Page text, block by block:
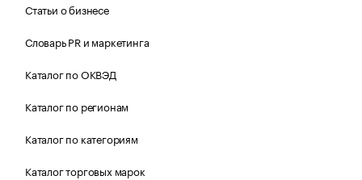
Статьи о бизнесе
Словарь PR и маркетинга
Каталог по ОКВЭД
Каталог по регионам
Каталог по категориям
Каталог торговых марок